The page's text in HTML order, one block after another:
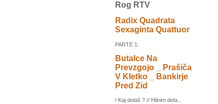
Rog RTV
Radix Quadrata
Sexaginta Quattuor
PARTE 1:
Butalce Na
Prevzgojo _ Prašiča
V Kletko _ Bankirje
Pred Zid
/ Kaj delaš ? // Hlinim dela...